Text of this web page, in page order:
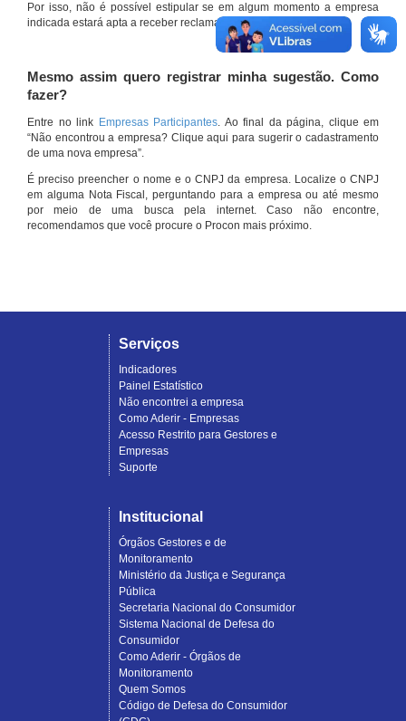
Por isso, não é possível estipular se em algum momento a empresa
indicada estará apta a receber reclamações por meio do site.
Mesmo assim quero registrar minha sugestão. Como
fazer?
Entre no link Empresas Participantes. Ao final da página, clique em
“Não encontrou a empresa? Clique aqui para sugerir o cadastramento
de uma nova empresa”.
É preciso preencher o nome e o CNPJ da empresa. Localize o CNPJ
em alguma Nota Fiscal, perguntando para a empresa ou até mesmo
por meio de uma busca pela internet. Caso não encontre,
recomendamos que você procure o Procon mais próximo.
Serviços
Indicadores
Painel Estatístico
Não encontrei a empresa
Como Aderir - Empresas
Acesso Restrito para Gestores e
Empresas
Suporte
Institucional
Órgãos Gestores e de
Monitoramento
Ministério da Justiça e Segurança
Pública
Secretaria Nacional do Consumidor
Sistema Nacional de Defesa do
Consumidor
Como Aderir - Órgãos de
Monitoramento
Quem Somos
Código de Defesa do Consumidor